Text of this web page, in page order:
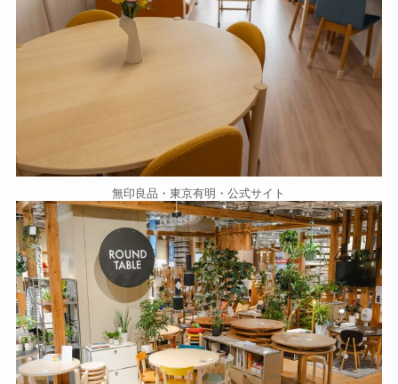
無印良品・東京有明・公式サイト